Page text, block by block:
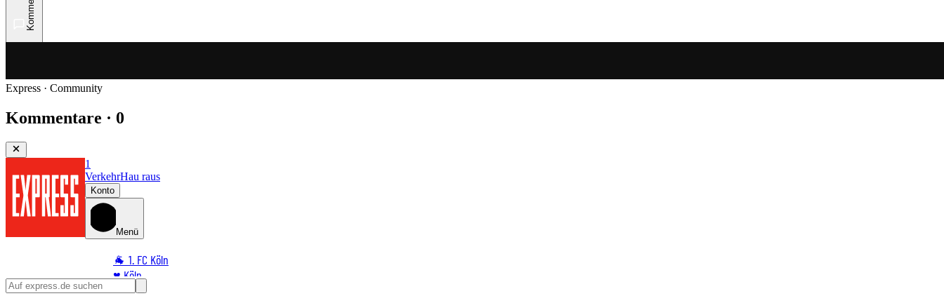
Express · Community
Kommentare · 0
1
VerkehrHau raus
Konto
Menü
🐐 1. FC Köln
♥️ Köln
⭐ Promi